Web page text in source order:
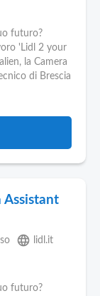
futuro?
'Lidl 2 your
la Camera
di Brescia
Assistant
language lidl.it
futuro?